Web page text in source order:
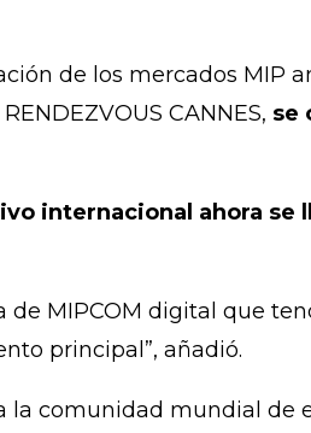
de los mercados MIP
CANNES, se
internacional ahora se
de MIPCOM digital que
principal”, añadió.
la comunidad mundial